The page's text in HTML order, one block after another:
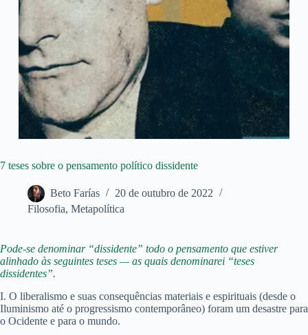
7 teses sobre o pensamento político dissidente
Beto Farías
20 de outubro de 2022
Filosofia, Metapolítica
Pode-se denominar “dissidente” todo o pensamento que estiver
alinhado às seguintes teses — as quais denominarei “teses
dissidentes”.
I. O liberalismo e suas consequências materiais e espirituais (desde o
Iluminismo até o progressismo contemporâneo) foram um desastre para
o Ocidente e para o mundo.